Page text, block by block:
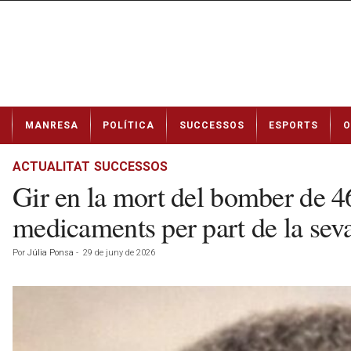
t
MANRESA POLÍTICA SUCCESSOS ESPORTS
ACTUALITAT SUCCESSOS
Gir en la mort del bomber de
medicaments per part de la
Por Júlia Ponsa - 29 de juny de 2026